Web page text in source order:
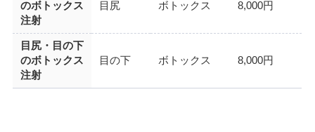
のボトックス
注射
目尻 ボトックス 8,000円
目尻・目の下
のボトックス
注射
目の下 ボトックス 8,000円